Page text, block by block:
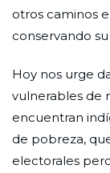
otros caminos
conservando
Hoy nos urge
vulnerables de
encuentran
de pobreza,
electorales